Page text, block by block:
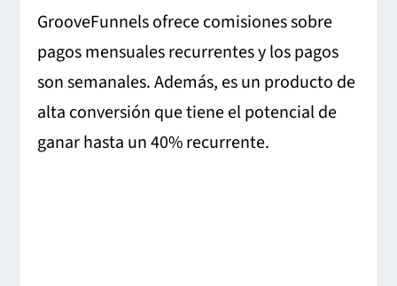
GrooveFunnels ofrece comisiones sobre
pagos mensuales recurrentes y los pagos
son semanales. Además, es un producto de
alta conversión que tiene el potencial de
ganar hasta un 40% recurrente.